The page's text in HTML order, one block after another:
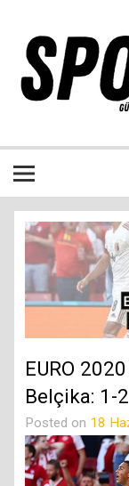
EURO
Belçika: 1-2
Posted on 18